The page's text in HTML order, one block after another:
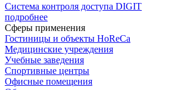
Система контроля доступа DIGIT
подробнее
Сферы применения
Гостиницы и объекты HoReCa
Медицинские учреждения
Учебные заведения
Спортивные центры
Офисные помещения